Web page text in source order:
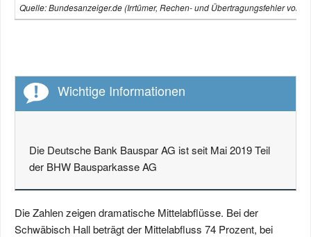
Quelle: Bundesanzeiger.de (Irrtümer, Rechen- und Übertragungsfehler
Wichtige Informationen
Die Deutsche Bank Bauspar AG ist seit Mai 2019 Teil
der BHW Bausparkasse AG
Die Zahlen zeigen dramatische Mittelabflüsse. Bei der
Schwäbisch Hall beträgt der Mittelabfluss 74 Prozent, bei